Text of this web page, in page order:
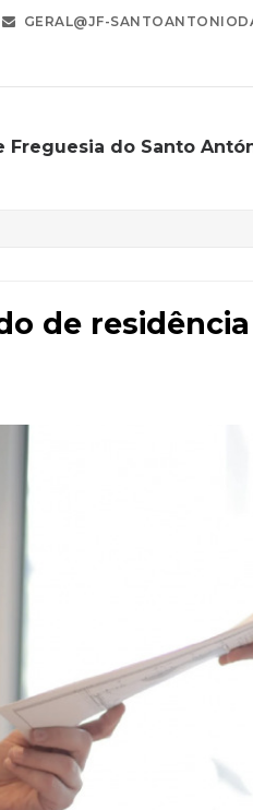
GERAL@JF-
Freguesia do Santo
de residência